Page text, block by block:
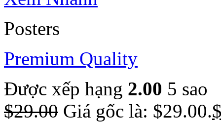
Posters
Premium Quality
Được xếp hạng 2.00 5 sao
$29.00 Giá gốc là: $29.00.